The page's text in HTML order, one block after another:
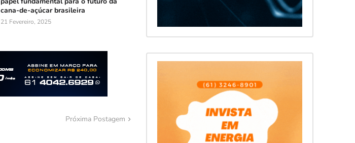
cana-de-açúcar brasileira
21 Fevereiro, 2025
Próxima Postagem